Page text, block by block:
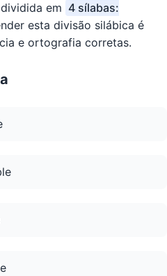
em 4 sílabas:
esta divisão silábica é
e ortografia corretas.